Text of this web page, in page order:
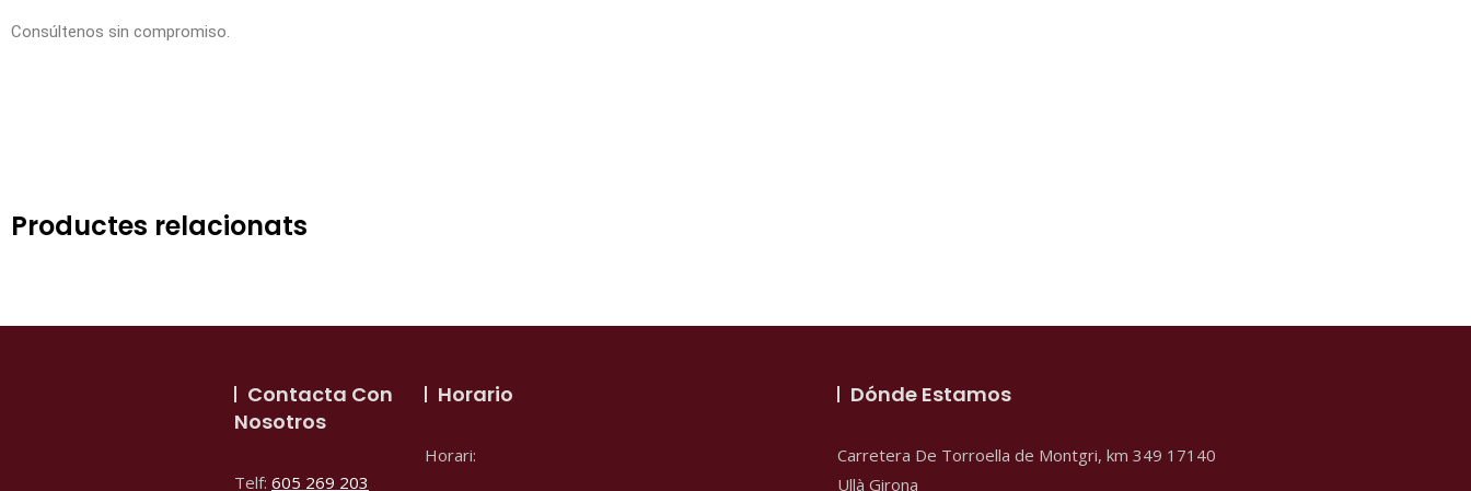
Consúltenos sin compromiso.
Productes relacionats
Contacta Con
Nosotros
Telf: 605 269 203
Horario
Horari:
Dónde Estamos
Carretera De Torroella de Montgri, km 349 17140
Ullà Girona